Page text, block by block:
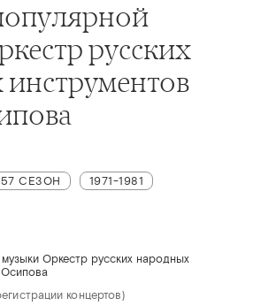
русских
57 СЕЗОН 1971-1981
концертов)